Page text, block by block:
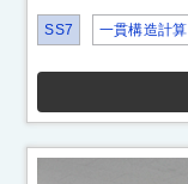
SS7 一貫構造計算